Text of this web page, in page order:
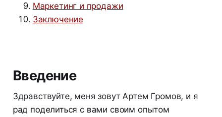
Маркетинг и продажи
Заключение
Введение
Здравствуйте, меня зовут Артем Громов, и я
рад поделиться с вами своим опытом